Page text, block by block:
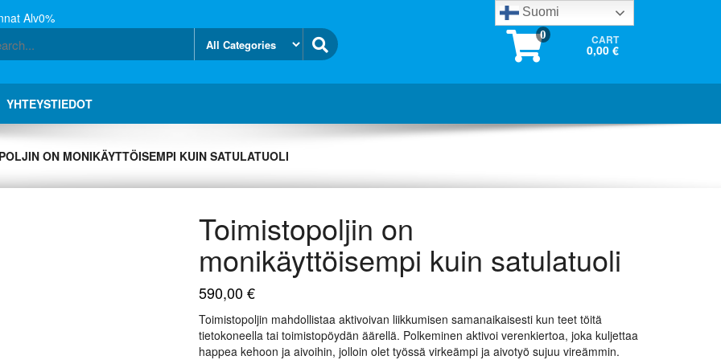
Alv0%
0 CART
0,00 €
YHTEYSTIEDOT
ON MONIKÄYTTÖISEMPI KUIN SATULATUOLI
Toimistopoljin on
monikäyttöisempi kuin satulatuoli
590,00€
Toimistopoljin mahdollistaa aktivoivan liikkumisen samanaikaisesti kun teet töitä
tietokoneella tai toimistopöydän äärellä. Polkeminen aktivoi verenkiertoa, joka kuljettaa
happea kehoon ja aivoihin, jolloin olet työssä virkeämpi ja aivotyö sujuu vireämmin.
Suomi